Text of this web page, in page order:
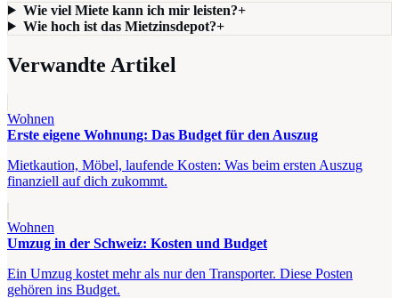
Wie viel Miete kann ich mir leisten?+
Wie hoch ist das Mietzinsdepot?+
Verwandte Artikel
Wohnen
Erste eigene Wohnung: Das Budget für den Auszug
Mietkaution, Möbel, laufende Kosten: Was beim ersten Auszug
finanziell auf dich zukommt.
Wohnen
Umzug in der Schweiz: Kosten und Budget
Ein Umzug kostet mehr als nur den Transporter. Diese Posten
gehören ins Budget.